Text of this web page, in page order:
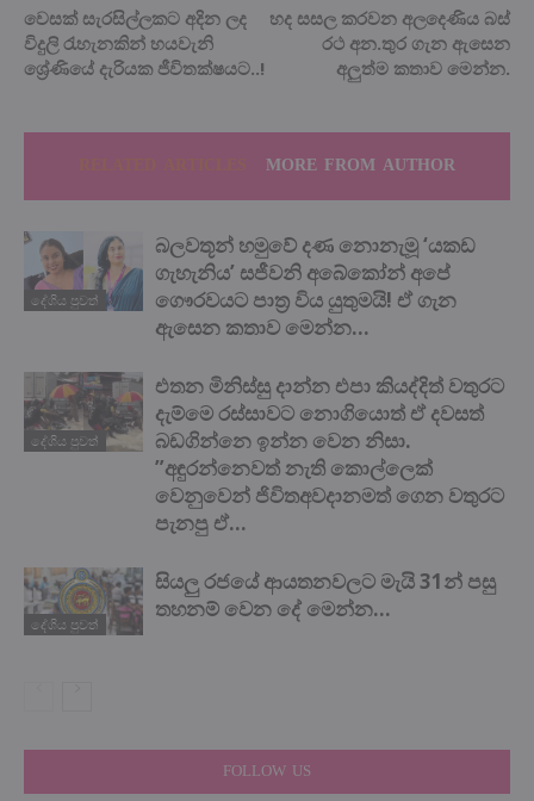
වෙසක් සැරසිල්ලකට අදින ලද
විදුලි රැහැනකින් හයවැනි
ශ්‍රේණියේ දැරියක ජීවිතක්ෂයට..!
හද සසල කරවන අලදෙණිය බස්
රථ අන.තුර ගැන ඇසෙන
අලුත්ම කතාව මෙන්න.
MORE FROM AUTHOR
දේශිය පුවත්
බලවතූන් හමුවේ දණ නොනැමූ ‘යකඩ
ගැහැනිය’ සජීවනි අබේකෝන් අපේ
ගෞරවයට පාත්‍ර විය යුතුමයි! ඒ ගැන
ඇසෙන කතාව මෙන්න…
දේශිය පුවත්
එතන මිනිස්සු දාන්න එපා කියද්දිත් වතුරට
දැම්මෙ රස්සාවට නොගියොත් ඒ දවසත්
බඩගින්නෙ ඉන්න වෙන නිසා.
”අඳුරන්නෙවත් නැති කොල්ලෙක්
වෙනුවෙන් ජිවිතඅවදානමත් ගෙන වතුරට
පැනපු ඒ...
දේශිය පුවත්
සියලු රජයේ ආයතනවලට මැයි 31න් පසු
තහනම් වෙන දේ මෙන්න…
FOLLOW US